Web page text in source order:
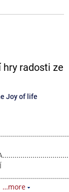
hry radosti ze
Joy of life
…more